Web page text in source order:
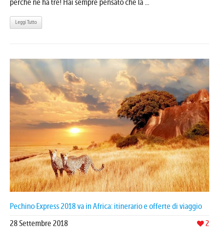
perché ne ha tre! Hai sempre pensato che la ...
Leggi Tutto
Pechino Express 2018 va in Africa: itinerario e offerte di viaggio
2
28 Settembre 2018